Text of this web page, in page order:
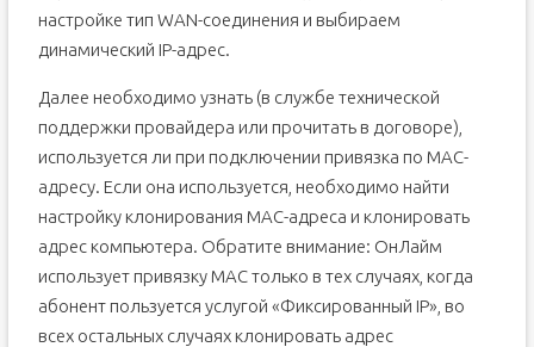
настройке тип WAN-соединения и выбираем
динамический IP-адрес.
Далее необходимо узнать (в службе технической
поддержки провайдера или прочитать в договоре),
используется ли при подключении привязка по MAC-
адресу. Если она используется, необходимо найти
настройку клонирования MAC-адреса и клонировать
адрес компьютера. Обратите внимание: ОнЛайм
использует привязку MAC только в тех случаях, когда
абонент пользуется услугой «Фиксированный IP», во
всех остальных случаях клонировать адрес